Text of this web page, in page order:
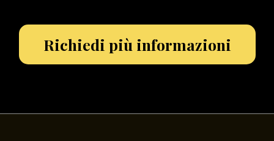
Richiedi più informazioni